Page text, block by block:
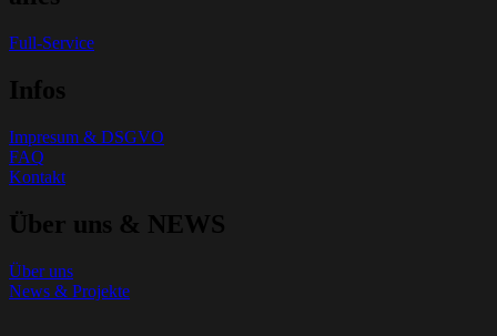
Full-Service
Infos
Impresum & DSGVO
FAQ
Kontakt
Über uns & NEWS
Über uns
News & Projekte